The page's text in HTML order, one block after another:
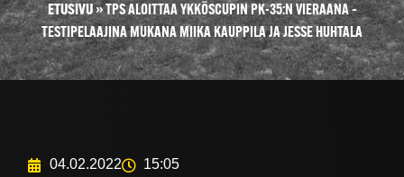
ETUSIVU»TPS ALOITTAA YKKÖSCUPIN PK-35:N VIERAANA –
TESTIPELAAJINA MUKANA MIIKA KAUPPILA JA JESSE HUHTALA
04.02.2022 15:05